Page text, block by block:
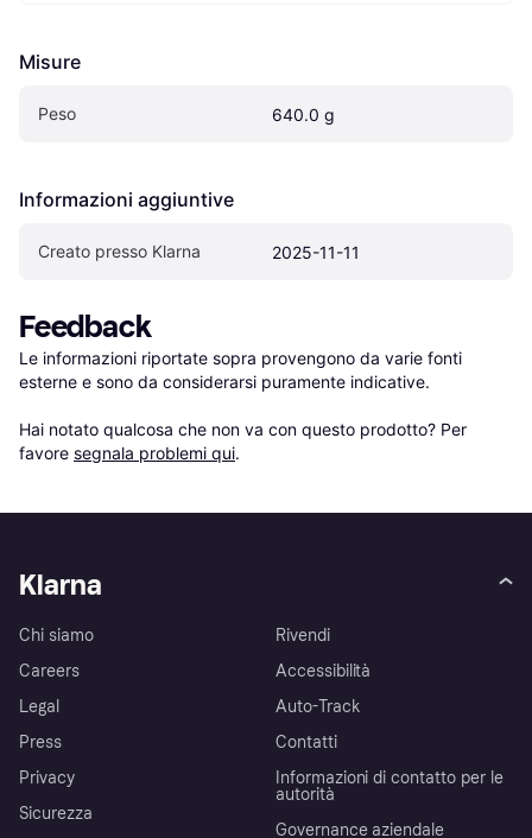
Misure
Peso 640.0 g
Informazioni aggiuntive
Creato presso Klarna 2025-11-11
Feedback
Le informazioni riportate sopra provengono da varie fonti
esterne e sono da considerarsi puramente indicative.
Hai notato qualcosa che non va con questo prodotto? Per
favore segnala problemi qui.
Klarna
Chi siamo
Careers
Legal
Press
Privacy
Sicurezza
Rivendi
Accessibilità
Auto-Track
Contatti
Informazioni di contatto per le
autorità
Governance aziendale